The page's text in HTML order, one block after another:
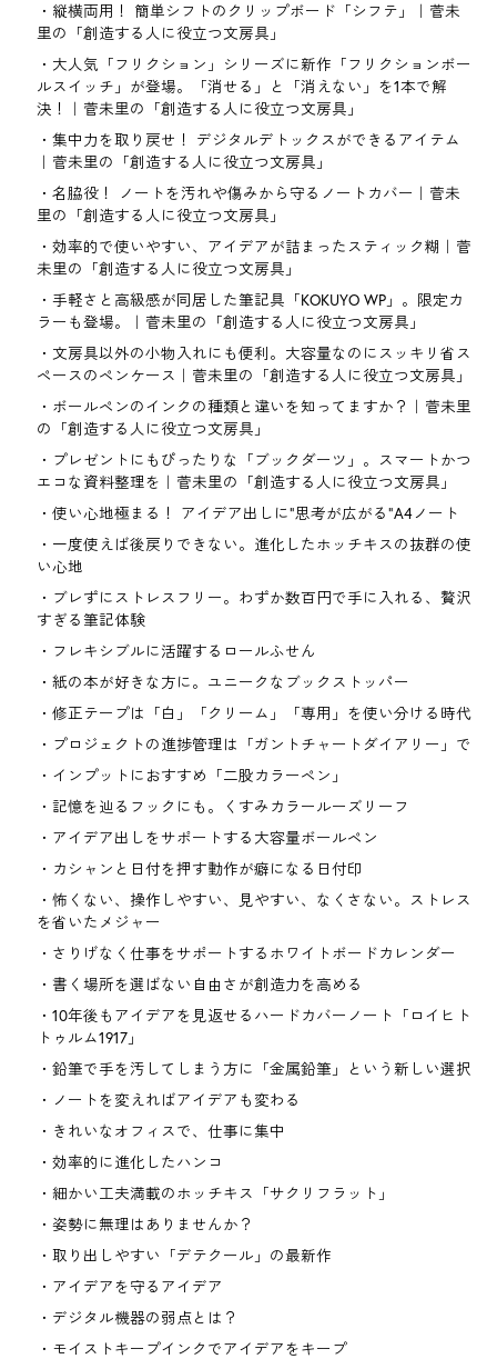
縦横両用！ 簡単シフトのクリップボード「シフテ」｜菅未
里の「創造する人に役立つ文房具」
大人気「フリクション」シリーズに新作「フリクションボー
ルスイッチ」が登場。「消せる」と「消えない」を1本で解
決！｜菅未里の「創造する人に役立つ文房具」
集中力を取り戻せ！ デジタルデトックスができるアイテム
｜菅未里の「創造する人に役立つ文房具」
名脇役！ ノートを汚れや傷みから守るノートカバー｜菅未
里の「創造する人に役立つ文房具」
効率的で使いやすい、アイデアが詰まったスティック糊｜菅
未里の「創造する人に役立つ文房具」
手軽さと高級感が同居した筆記具「KOKUYO WP」。限定カ
ラーも登場。｜菅未里の「創造する人に役立つ文房具」
文房具以外の小物入れにも便利。大容量なのにスッキリ省ス
ペースのペンケース｜菅未里の「創造する人に役立つ文房具」
ボールペンのインクの種類と違いを知ってますか？｜菅未里
の「創造する人に役立つ文房具」
プレゼントにもぴったりな「ブックダーツ」。スマートかつ
エコな資料整理を｜菅未里の「創造する人に役立つ文房具」
使い心地極まる！ アイデア出しに"思考が広がる"A4ノート
一度使えば後戻りできない。進化したホッチキスの抜群の使
い心地
ブレずにストレスフリー。わずか数百円で手に入れる、贅沢
すぎる筆記体験
フレキシブルに活躍するロールふせん
紙の本が好きな方に。ユニークなブックストッパー
修正テープは「白」「クリーム」「専用」を使い分ける時代
プロジェクトの進捗管理は「ガントチャートダイアリー」で
インプットにおすすめ「二股カラーペン」
記憶を辿るフックにも。くすみカラールーズリーフ
アイデア出しをサポートする大容量ボールペン
カシャンと日付を押す動作が癖になる日付印
怖くない、操作しやすい、見やすい、なくさない。ストレス
を省いたメジャー
さりげなく仕事をサポートするホワイトボードカレンダー
書く場所を選ばない自由さが創造力を高める
10年後もアイデアを見返せるハードカバーノート「ロイヒト
トゥルム1917」
鉛筆で手を汚してしまう方に「金属鉛筆」という新しい選択
ノートを変えればアイデアも変わる
きれいなオフィスで、仕事に集中
効率的に進化したハンコ
細かい工夫満載のホッチキス「サクリフラット」
姿勢に無理はありませんか？
取り出しやすい「デテクール」の最新作
アイデアを守るアイデア
デジタル機器の弱点とは？
モイストキープインクでアイデアをキープ